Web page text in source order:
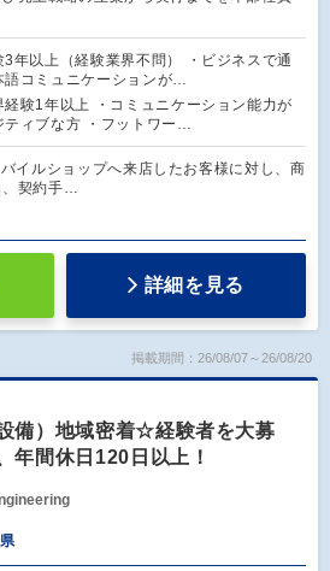
3年以上（経験業界不問） ・ビジネスで通
語コミュニケーションが…
経験1年以上 ・コミュニケーション能力が
ティブな方 ・フットワー…
イルショップへ来店したお客様に対し、商
、契約手…
詳細を見る
掲載期間：26/08/07～26/08/20
備）地域密着☆経験者を大募
間休日120日以上！